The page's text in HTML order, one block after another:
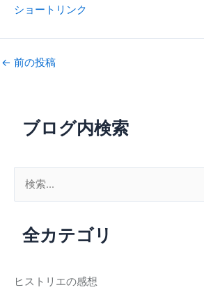
ブログ内検索
象全カテゴリ
ヒストリエの感想
ショートリンク
← 前の投稿